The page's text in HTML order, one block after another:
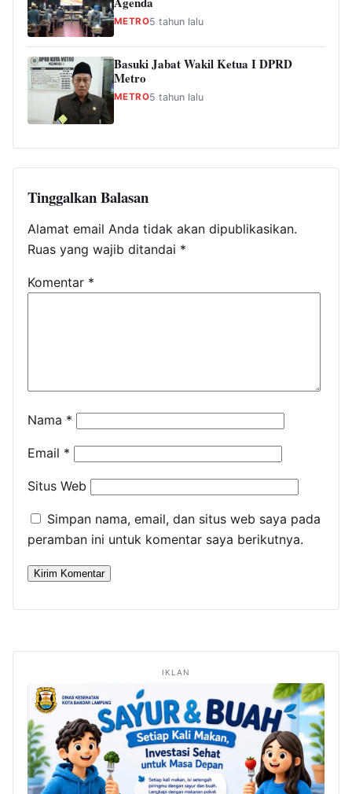
METRO5 tahun lalu
Basuki Jabat Wakil Ketua I DPRD
Metro
METRO5 tahun lalu
Tinggalkan Balasan
Alamat email Anda tidak akan dipublikasikan.
Ruas yang wajib ditandai *
Komentar *
Nama *
Email *
Situs Web
Simpan nama, email, dan situs web saya pada
peramban ini untuk komentar saya berikutnya.
IKLAN